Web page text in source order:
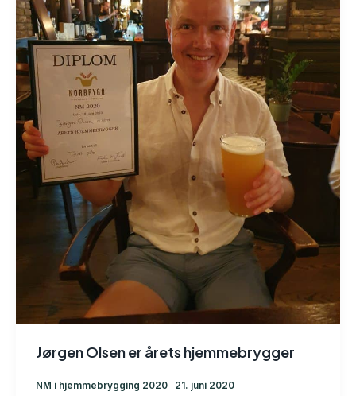
Jørgen Olsen er årets hjemmebrygger
NM i hjemmebrygging 2020 21. juni 2020